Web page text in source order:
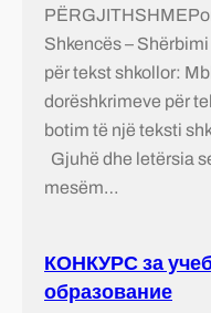
Shkencës –
për tekst shkollor:
dorëshkrimeve për
botim të një teksti
Gjuhë dhe letërsia
mesëm…
КОНКУРС за
образование